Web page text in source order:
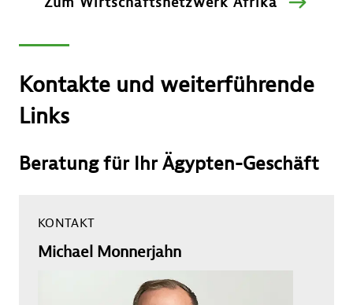
Kontakte und weiterführende
Links
Beratung für Ihr Ägypten-Geschäft
KONTAKT
Michael Monnerjahn